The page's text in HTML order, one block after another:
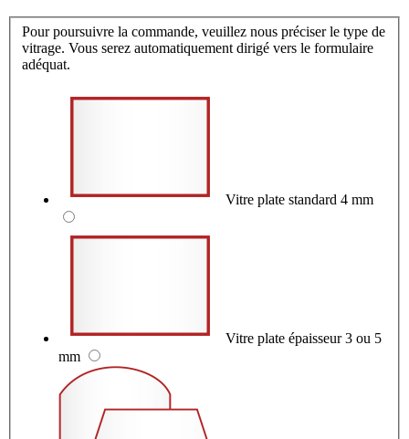
Pour poursuivre la commande, veuillez nous préciser le type de
vitrage. Vous serez automatiquement dirigé vers le formulaire
adéquat.
Vitre plate standard 4 mm
mm